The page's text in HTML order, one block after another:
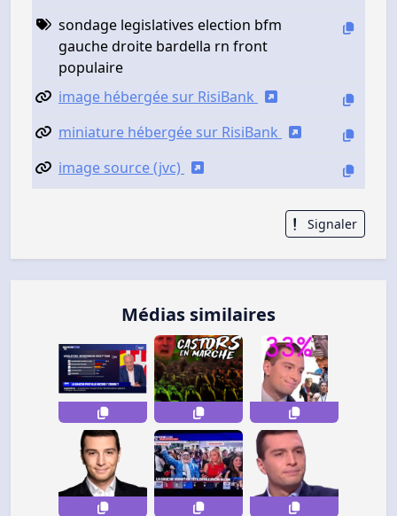
sondage legislatives election bfm
gauche droite bardella rn front
populaire
image hébergée sur RisiBank
miniature hébergée sur RisiBank
image source (jvc)
Signaler
Médias similaires